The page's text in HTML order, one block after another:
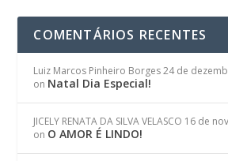
COMENTÁRIOS RECENTES
Luiz Marcos Pinheiro Borges 24 de
on Natal Dia Especial!
JICELY RENATA DA SILVA VELASCO 16 de
on O AMOR É LINDO!